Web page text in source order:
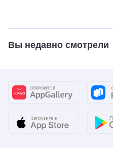
Вы недавно смотрели